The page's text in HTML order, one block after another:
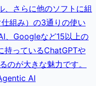
、さらに他のソフトに組
組み）の3通りの使い
、Googleなど15以上の
持っているChatGPTや
のが大きな魅力です。
AI